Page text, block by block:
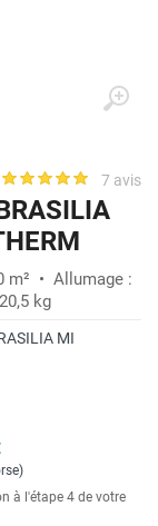
7 avis
m² • Allumage :
kg
MI
à l'étape 4 de votre